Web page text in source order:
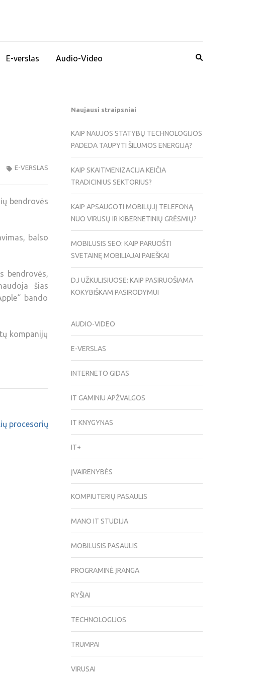
E-verslas Audio-Video
E-VERSLAS
bendrovės
balso
bendrovės,
šias
bando
kompanijų
procesorių
Naujausi straipsniai
KAIP NAUJOS STATYBŲ TECHNOLOGIJOS
PADEDA TAUPYTI ŠILUMOS ENERGIJĄ?
KAIP SKAITMENIZACIJA KEIČIA
TRADICINIUS SEKTORIUS?
KAIP APSAUGOTI MOBILŲJĮ TELEFONĄ
NUO VIRUSŲ IR KIBERNETINIŲ GRĖSMIŲ?
MOBILUSIS SEO: KAIP PARUOŠTI
SVETAINĘ MOBILIAJAI PAIEŠKAI
DJ UŽKULISIUOSE: KAIP PASIRUOŠIAMA
KOKYBIŠKAM PASIRODYMUI
AUDIO-VIDEO
E-VERSLAS
INTERNETO GIDAS
IT GAMINIU APŽVALGOS
IT KNYGYNAS
IT+
ĮVAIRENYBĖS
KOMPIUTERIŲ PASAULIS
MANO IT STUDIJA
MOBILUSIS PASAULIS
PROGRAMINĖ ĮRANGA
RYŠIAI
TECHNOLOGIJOS
TRUMPAI
VIRUSAI